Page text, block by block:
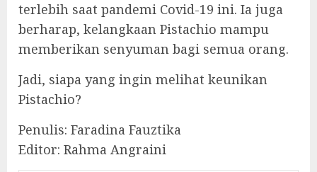
terlebih saat pandemi Covid-19 ini. Ia juga
berharap, kelangkaan Pistachio mampu
memberikan senyuman bagi semua orang.
Jadi, siapa yang ingin melihat keunikan
Pistachio?
Penulis: Faradina Fauztika
Editor: Rahma Angraini